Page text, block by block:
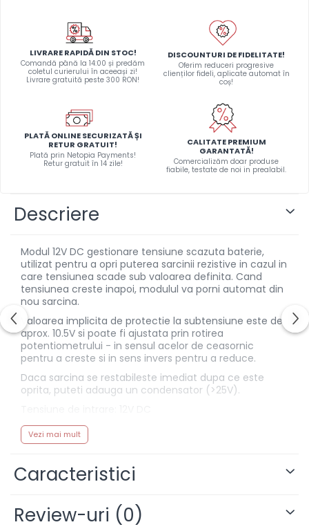
pentru Arduino
Relee
Termostate
Motoare si variatoare
Motoare
Variatoare turatie motoare
Convertoare DC-DC
Panouri solare
Scule si aparate de masura
Aparate de masura si
testare
Scule manuale si electrice
Lipit si accesorii lipit
Cabluri, conectori si izolatie
Module Peltier, racire si
banc de lucru
Cabluri si conectori
Cabluri si adaptoare
terminale
LIVRARE RAPIDĂ DIN STOC!
Comandă până la 14:00 și predăm
coletul curierului în aceeași zi!
Livrare gratuită peste 300 RON!
DISCOUNTURI DE FIDELITATE!
Oferim reduceri progresive
clienților fideli, aplicate automat în
coș!
PLATĂ ONLINE SECURIZATĂ ȘI
RETUR GRATUIT!
Plată prin Netopia Payments!
Retur gratuit în 14 zile!
CALITATE PREMIUM
GARANTATĂ!
Comercializăm doar produse
fiabile, testate de noi in prealabil.
Descriere
Modul 12V DC gestionare tensiune scazuta baterie,
utilizat pentru a opri puterea sarcinii rezistive in cazul in
care tensiunea scade sub valoarea definita. Cand
tensiunea creste inapoi, modulul va porni automat din
nou sarcina.
Valoarea implicita de protectie la subtensiune este de
aprox. 10.5V si poate fi ajustata prin rotirea
potentiometrului - in sensul acelor de ceasornic
pentru a creste si in sens invers pentru a reduce.
Daca sarcina se restabileste imediat dupa ce este
oprita, puteti adauga un condensator (>25V).
Consum de energie: <10mA
Incarcare DC: 12V DC, 10A (sarcina rezistiva)
Dimensiuni: 40x29x19mm
Vezi mai mult
Caracteristici
Review-uri (0)